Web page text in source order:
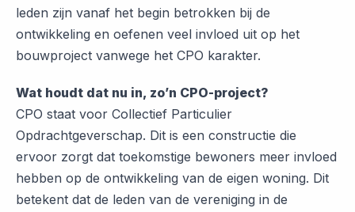
leden zijn vanaf het begin betrokken bij de
ontwikkeling en oefenen veel invloed uit op het
bouwproject vanwege het CPO karakter.
Wat houdt dat nu in, zo’n CPO-project?
CPO staat voor Collectief Particulier
Opdrachtgeverschap. Dit is een constructie die
ervoor zorgt dat toekomstige bewoners meer invloed
hebben op de ontwikkeling van de eigen woning. Dit
betekent dat de leden van de vereniging in de